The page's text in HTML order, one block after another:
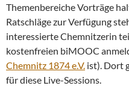
Themenbereiche Vorträge
Ratschläge zur Verfügung
interessierte Chemnitzerin
kostenfreien biMOOC
Chemnitz 1874 e.V. ist). Dort
für diese Live-Sessions.